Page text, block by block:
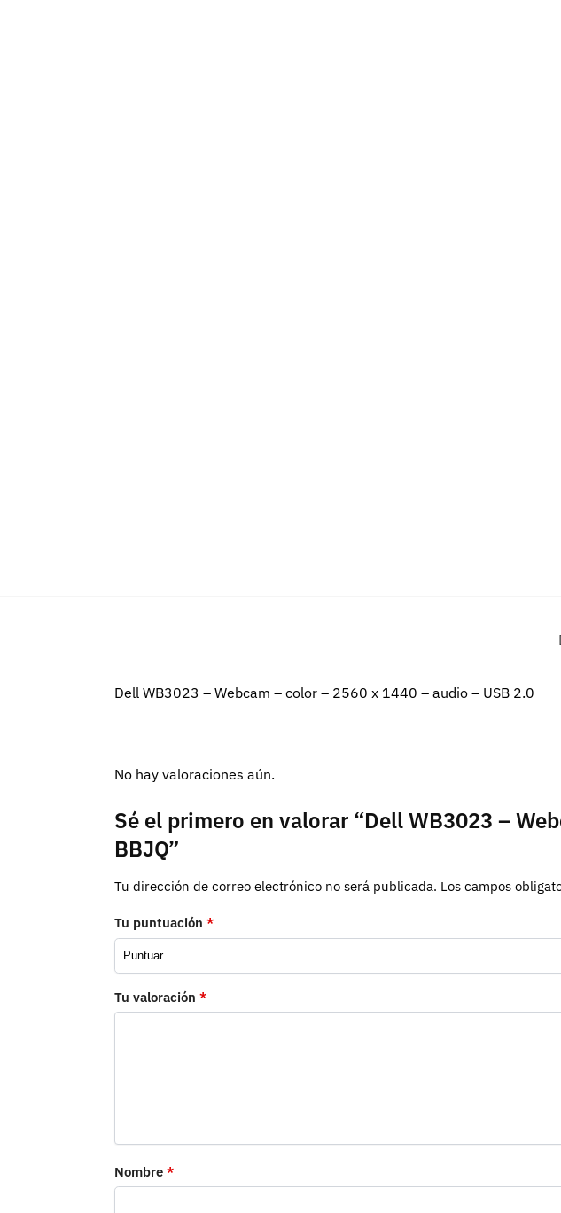
Dell WB3023 – Webcam – color – 2560 x 1440 – audio – USB 2.0
No hay valoraciones aún.
Sé el primero en valorar “Dell WB3023 –
BBJQ”
Tu dirección de correo electrónico no será publicada. Los campos
Tu puntuación *
Tu valoración *
Nombre *